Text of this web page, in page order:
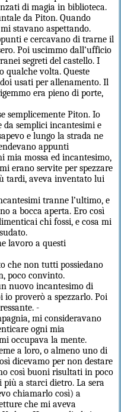
di magia in biblioteca.
da Piton. Quando
stavano aspettando.
e cercavano di trarne il
Poi uscimmo dall’ufficio
segreti del castello. I
qualche volta. Queste
usati per allenamento. Il
era pieno di porte,
semplicemente Piton. Io
semplici incantesimi e
e lungo la strada ne
appunti
mia mossa ed incantesimo,
erano servite per spezzare
tardi, aveva inventato lui
tranne l’ultimo, e
a bocca aperta. Ero così
chi fossi, e cosa mi
lavoro a questi
che non tutti possiedano
poco convinto.
nuovo incantesimo di
io proverò a spezzarlo. Poi
-
mi consideravano
ogni mia
occupava la mente.
a loro, o almeno uno di
dicevamo per non destare
così buoni risultati in poco
a starci dietro. La sera
chiamarlo così) a
che mi aveva